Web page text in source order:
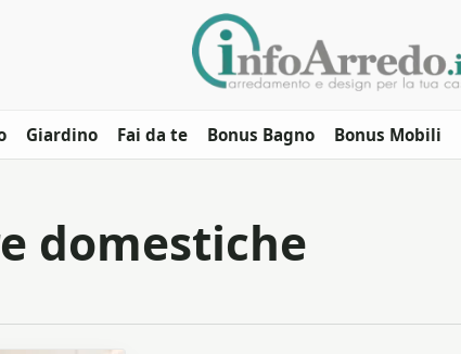
Giardino Fai da te Bonus Bagno Bonus Mobili
domestiche